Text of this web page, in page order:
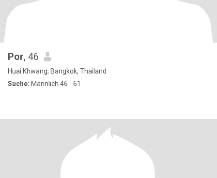
Por, 46
Huai Khwang, Bangkok, Thailand
Suche: Männlich 46 - 61